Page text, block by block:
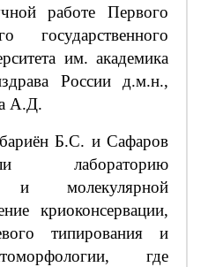
работе Первого
государственного
им. академика
России д.м.н.,
А.Д.
Б.С. и Сафаров
лабораторию
и молекулярной
криоконсервации,
типирования и
где